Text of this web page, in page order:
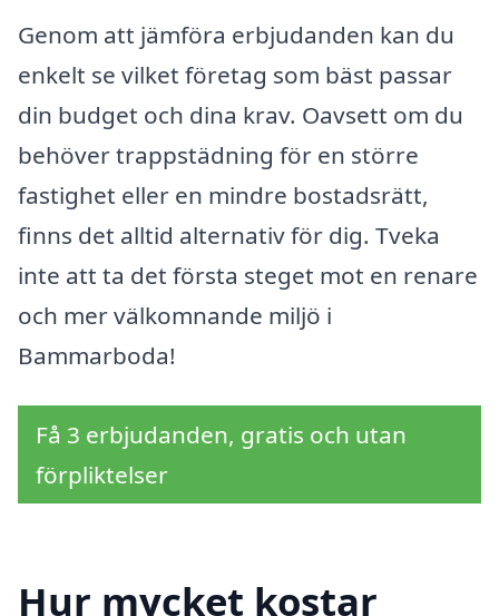
Genom att jämföra erbjudanden kan du
enkelt se vilket företag som bäst passar
din budget och dina krav. Oavsett om du
behöver trappstädning för en större
fastighet eller en mindre bostadsrätt,
finns det alltid alternativ för dig. Tveka
inte att ta det första steget mot en renare
och mer välkomnande miljö i
Bammarboda!
Få 3 erbjudanden, gratis och utan
förpliktelser
Hur mycket kostar